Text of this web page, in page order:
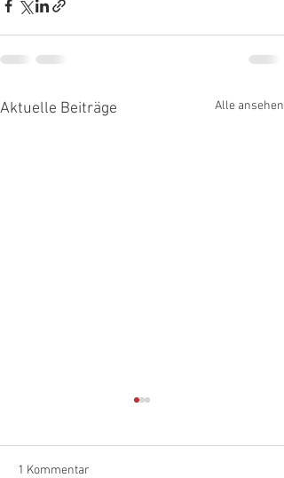
Aktuelle Beiträge Alle ansehen
1 Kommentar